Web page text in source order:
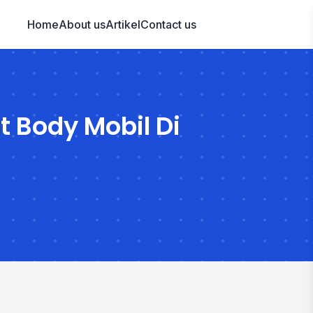
HomeAbout usArtikelContact us
Body Mobil Di